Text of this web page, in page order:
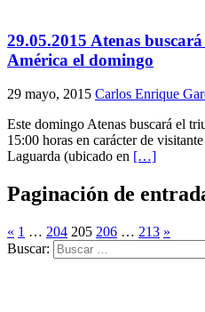
29.05.2015 Atenas
América el domingo
29 mayo, 2015 Carlos Enrique
Este domingo Atenas buscará el
15:00 horas en carácter de
Laguarda (ubicado en […]
Paginación de
« 1 … 204 205 206 … 213 »
Buscar: